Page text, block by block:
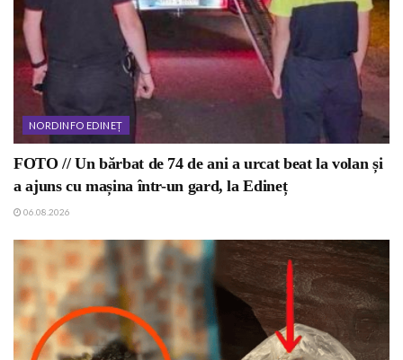
NORDINFO EDINEȚ
FOTO // Un bărbat de 74 de ani a urcat beat la volan și
a ajuns cu mașina într-un gard, la Edineț
06.08.2026